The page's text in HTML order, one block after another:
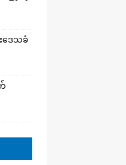
ဒေသခံ